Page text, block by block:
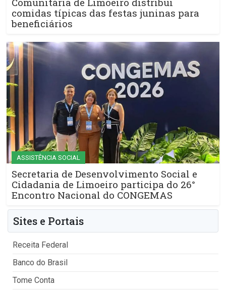
comidas típicas das festas juninas para
beneficiários
ASSISTÊNCIA SOCIAL
Secretaria de Desenvolvimento Social e
Cidadania de Limoeiro participa do 26°
Encontro Nacional do CONGEMAS
Sites e Portais
Receita Federal
Banco do Brasil
Tome Conta